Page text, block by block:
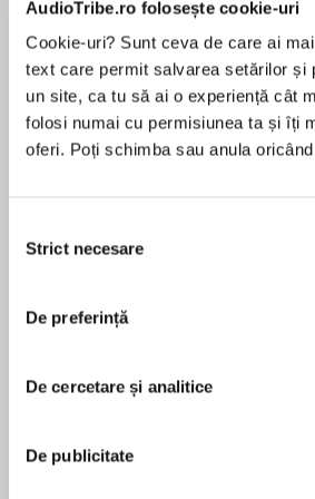
AudioTribe.ro folosește cookie-uri
Cookie-uri? Sunt ceva de care ai
text care permit salvarea setărilor și
un site, ca tu să ai o experiență cât
folosi numai cu permisiunea ta și îți
oferi. Poți schimba sau anula
consimțământului
Strict necesare
De preferință
De cercetare și analitice
De publicitate
Desprecarte
“A little beauty of a story….A
pungent characters.”
“A slam-bang, no-bull action
nobody but nobody writes
uncontested master of the
(Washington Post ) who
and nowhere is this more
pentru această carte
during his long career, including
bestsellersRaylan,Tishomingo